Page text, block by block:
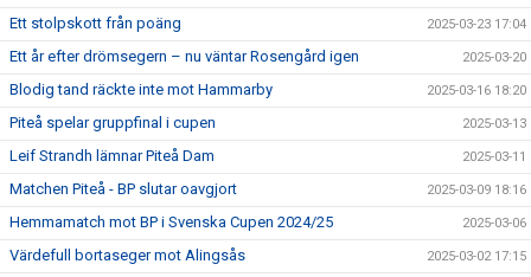
Ett stolpskott från poäng 2025-03-23 17:04
Ett år efter drömsegern – nu väntar Rosengård igen 2025-03-20
Blodig tand räckte inte mot Hammarby 2025-03-16 18:20
Piteå spelar gruppfinal i cupen 2025-03-13
Leif Strandh lämnar Piteå Dam 2025-03-11
Matchen Piteå - BP slutar oavgjort 2025-03-09 18:16
Hemmamatch mot BP i Svenska Cupen 2024/25 2025-03-06
Värdefull bortaseger mot Alingsås 2025-03-02 17:15